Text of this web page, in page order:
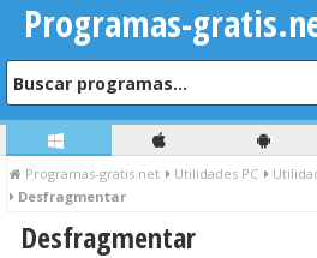
Programas-
Programas-gratis.net Utilidades PC
Desfragmentar
Desfragmentar